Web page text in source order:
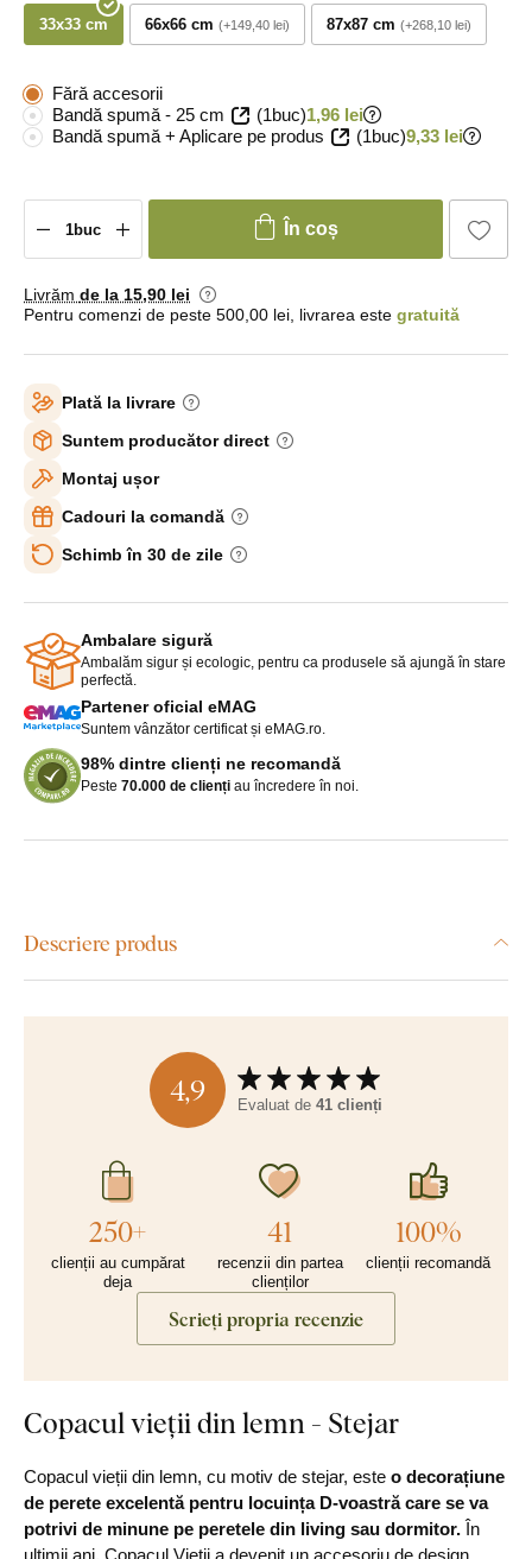
33x33 cm 66x66 cm +149,40 lei 87x87 cm +268,10 lei
Fără accesorii
Bandă spumă - 25 cm
(1buc)1,96 lei
Bandă spumă + Aplicare pe produs
(1buc)9,33 lei
În coș
Livrăm de la 15,90 lei
Pentru comenzi de peste 500,00 lei, livrarea este gratuită
Plată la livrare
Suntem producător direct
Montaj ușor
Cadouri la comandă
Schimb în 30 de zile
Ambalare sigură
Ambalăm sigur și ecologic, pentru ca produsele să ajungă în stare
perfectă.
Partener oficial eMAG
Suntem vânzător certificat și eMAG.ro.
98% dintre clienți ne recomandă
Peste 70.000 de clienți au încredere în noi.
Descriere produs
4,9 Evaluat de 41 clienți
250+
clienții au cumpărat
deja
41
recenzii din partea
clienților
100%
clienții recomandă
Scrieți propria recenzie
Copacul vieții din lemn - Stejar
Copacul vieții din lemn, cu motiv de stejar, este o decorațiune
de perete excelentă pentru locuința D-voastră care se va
potrivi de minune pe peretele din living sau dormitor. În